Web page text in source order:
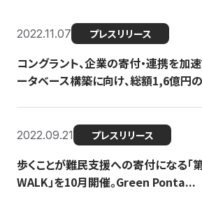
2022.11.07 プレスリリース
コングラント、企業の寄付・連携を加
ータベース構築に向け、総額1,6億円
2022.09.21 プレスリリース
歩くことが難民支援への寄付になる「
WALK」を10月開催。Green Ponta...